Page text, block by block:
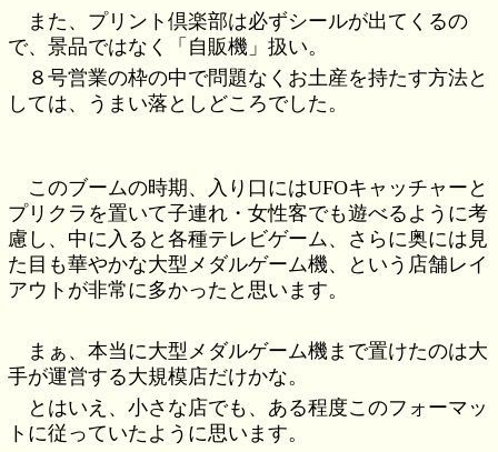
また、プリント倶楽部は必ずシールが出てくるの
で、景品ではなく「自販機」扱い。
８号営業の枠の中で問題なくお土産を持たす方法と
しては、うまい落としどころでした。
このブームの時期、入り口にはUFOキャッチャーと
プリクラを置いて子連れ・女性客でも遊べるように考
慮し、中に入ると各種テレビゲーム、さらに奥には見
た目も華やかな大型メダルゲーム機、という店舗レイ
アウトが非常に多かったと思います。
まぁ、本当に大型メダルゲーム機まで置けたのは大
手が運営する大規模店だけかな。
とはいえ、小さな店でも、ある程度このフォーマッ
トに従っていたように思います。